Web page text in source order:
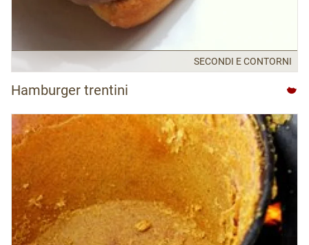
SECONDI E CONTORNI
Hamburger trentini